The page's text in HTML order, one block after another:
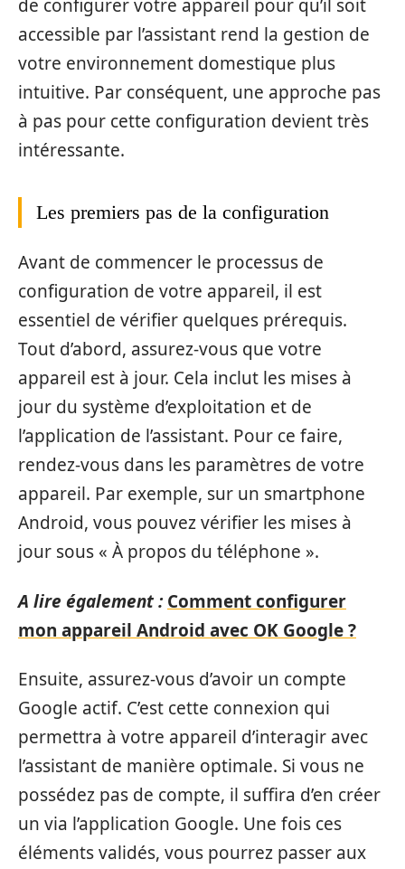
de configurer votre appareil pour qu’il soit
accessible par l’assistant rend la gestion de
votre environnement domestique plus
intuitive. Par conséquent, une approche pas
à pas pour cette configuration devient très
intéressante.
Les premiers pas de la configuration
Avant de commencer le processus de
configuration de votre appareil, il est
essentiel de vérifier quelques prérequis.
Tout d’abord, assurez-vous que votre
appareil est à jour. Cela inclut les mises à
jour du système d’exploitation et de
l’application de l’assistant. Pour ce faire,
rendez-vous dans les paramètres de votre
appareil. Par exemple, sur un smartphone
Android, vous pouvez vérifier les mises à
jour sous « À propos du téléphone ».
A lire également : Comment configurer
mon appareil Android avec OK Google ?
Ensuite, assurez-vous d’avoir un compte
Google actif. C’est cette connexion qui
permettra à votre appareil d’interagir avec
l’assistant de manière optimale. Si vous ne
possédez pas de compte, il suffira d’en créer
un via l’application Google. Une fois ces
éléments validés, vous pourrez passer aux